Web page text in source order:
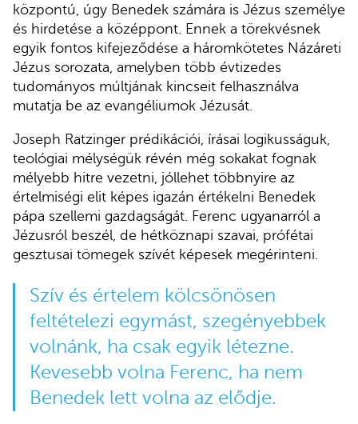
központú, úgy Benedek számára is Jézus személye
és hirdetése a középpont. Ennek a törekvésnek
egyik fontos kifejeződése a háromkötetes Názáreti
Jézus sorozata, amelyben több évtizedes
tudományos múltjának kincseit felhasználva
mutatja be az evangéliumok Jézusát.
Joseph Ratzinger prédikációi, írásai logikusságuk,
teológiai mélységük révén még sokakat fognak
mélyebb hitre vezetni, jóllehet többnyire az
értelmiségi elit képes igazán értékelni Benedek
pápa szellemi gazdagságát. Ferenc ugyanarról a
Jézusról beszél, de hétköznapi szavai, prófétai
gesztusai tömegek szívét képesek megérinteni.
Szív és értelem kölcsönösen
feltételezi egymást, szegényebbek
volnánk, ha csak egyik létezne.
Kevesebb volna Ferenc, ha nem
Benedek lett volna az elődje.